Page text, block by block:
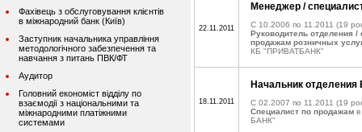
Фахівець з обслуговування клієнтів
в міжнародний банк (Київ)
Заступник начальника управління
методологічного забезпечення та
навчання з питань ПВК/ФТ
Аудитор
Головний економіст відділу по
взаємодії з національними та
міжнародними платіжними
системами
22.11.2011
Менеджер /
C 10.2006 по 11.2011 (19
Руководитель отделения /
продажам розничных
КБ "ПРИВАТБАНК"
18.11.2011
Начальник отделения
C 02.2007 по 11.2011 (19
Специалист по продажам
БАНК"